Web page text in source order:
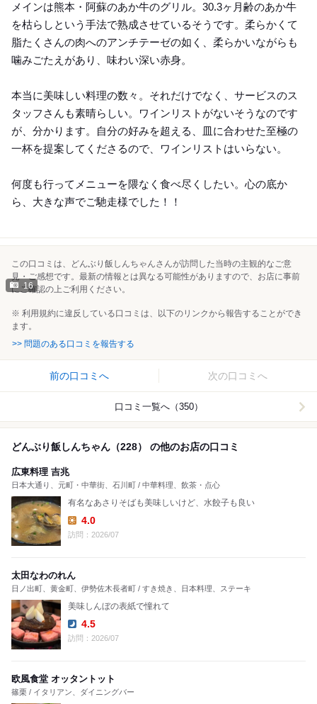
メインは熊本・阿蘇のあか牛のグリル。30.3ヶ月齢のあか牛
を枯らしという手法で熟成させているそうです。柔らかくて
脂たくさんの肉へのアンチテーゼの如く、柔らかいながらも
噛みごたえがあり、味わい深い赤身。
本当に美味しい料理の数々。それだけでなく、サービスのス
タッフさんも素晴らしい。ワインリストがないそうなのです
が、分かります。自分の好みを超える、皿に合わせた至極の
一杯を提案してくださるので、ワインリストはいらない。
何度も行ってメニューを隈なく食べ尽くしたい。心の底か
ら、大きな声でご馳走様でした！！
16
この口コミは、どんぶり飯しんちゃんさんが訪問した当時の主観的なご意
見・ご感想です。最新の情報とは異なる可能性がありますので、お店に事前
にご確認の上ご利用ください。
※ 利用規約に違反している口コミは、以下のリンクから報告することができ
ます。
>> 問題のある口コミを報告する
前の口コミへ 次の口コミへ
口コミ一覧へ（350）
どんぶり飯しんちゃん（228） の他のお店の口コミ
広東料理 吉兆
日本大通り、元町・中華街、石川町 / 中華料理、飲茶・点心
有名なあさりそばも美味しいけど、水餃子も良い
Lunch:
4.0
訪問：2026/07
太田なわのれん
日ノ出町、黄金町、伊勢佐木長者町 / すき焼き、日本料理、ステーキ
美味しんぼの表紙で憧れて
Dinner:
4.5
訪問：2026/07
欧風食堂 オッタントット
篠栗 / イタリアン、ダイニングバー